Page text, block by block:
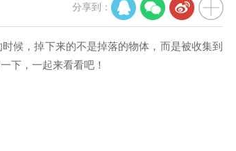
候，掉下来的不是掉落的物体，而是被收集到
下，一起来看看吧！
分享到：